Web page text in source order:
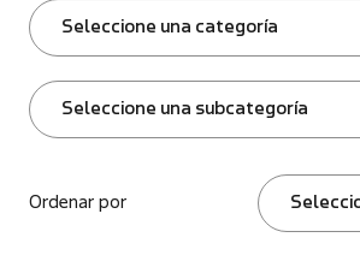
Seleccione una categoría
Seleccione una subcategoría
Ordenar por